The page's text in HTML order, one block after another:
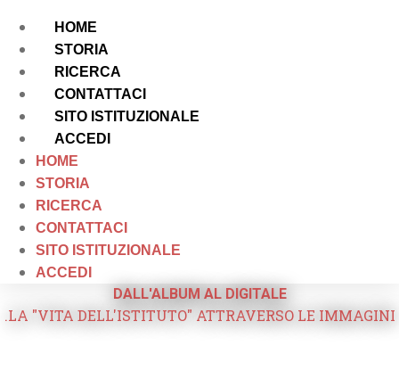
HOME
STORIA
RICERCA
CONTATTACI
SITO ISTITUZIONALE
ACCEDI
HOME
STORIA
RICERCA
CONTATTACI
SITO ISTITUZIONALE
ACCEDI
DALL'ALBUM AL DIGITALE
.LA "VITA DELL'ISTITUTO" ATTRAVERSO LE IMMAGINI